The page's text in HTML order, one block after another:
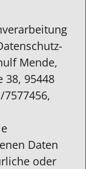
Mende,
38, 95448
Daten
oder